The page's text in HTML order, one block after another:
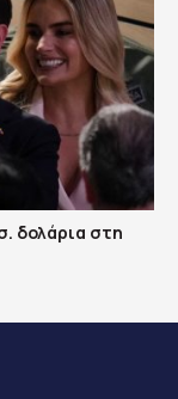
δολάρια στη